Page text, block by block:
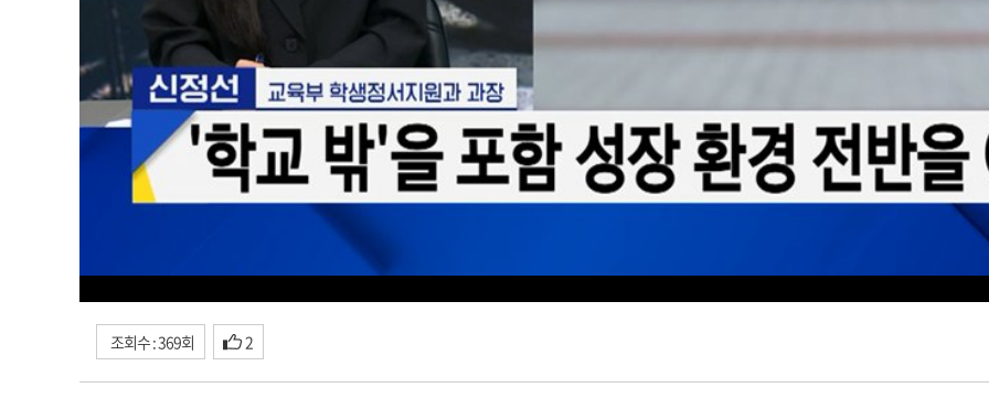
조회수 : 369회 2